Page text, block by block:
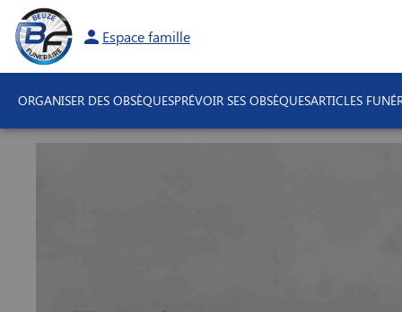
Aller
contenu
Espace famille
ORGANISER DES OBSÈQUESPRÉVOIR SES OBSÈQUESARTICLES